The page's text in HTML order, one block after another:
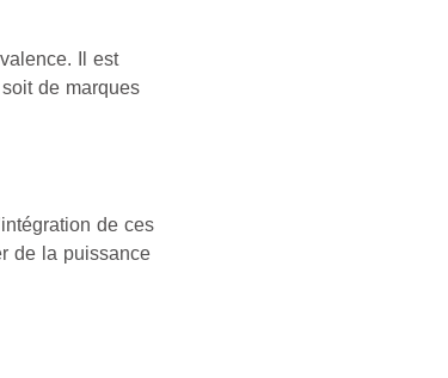
Il est
de marques
de ces
de la puissance